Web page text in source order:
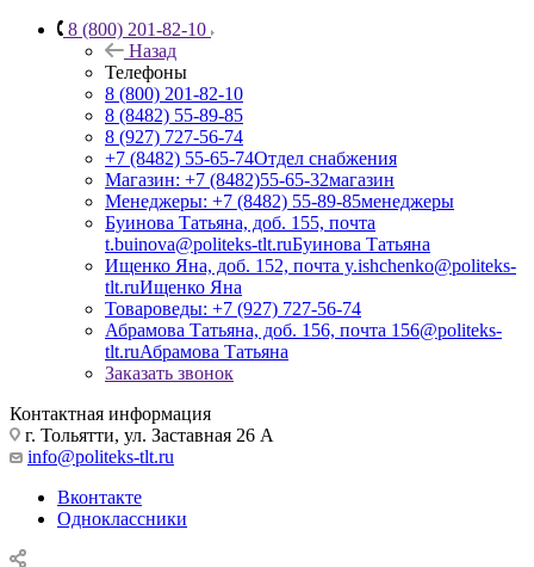
8 (800) 201-82-10
Назад
Телефоны
8 (800) 201-82-10
8 (8482) 55-89-85
8 (927) 727-56-74
+7 (8482) 55-65-74Отдел снабжения
Магазин: +7 (8482)55-65-32магазин
Менеджеры: +7 (8482) 55-89-85менеджеры
Буинова Татьяна, доб. 155, почта
t.buinova@politeks-tlt.ruБуинова Татьяна
Ищенко Яна, доб. 152, почта y.ishchenko@politeks-
tlt.ruИщенко Яна
Товароведы: +7 (927) 727-56-74
Абрамова Татьяна, доб. 156, почта 156@politeks-
tlt.ruАбрамова Татьяна
Заказать звонок
Контактная информация
г. Тольятти, ул. Заставная 26 А
info@politeks-tlt.ru
Вконтакте
Одноклассники